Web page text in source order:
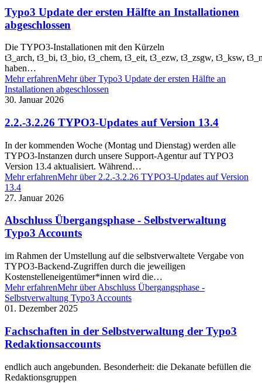
Typo3 Update der ersten Hälfte an Installationen
abgeschlossen
Die TYPO3-Installationen mit den Kürzeln
t3_arch, t3_bi, t3_bio, t3_chem, t3_eit, t3_ezw, t3_zsgw, t3_ksw,
haben…
Mehr erfahrenMehr über Typo3 Update der ersten Hälfte an
Installationen abgeschlossen
30. Januar 2026
2.2.-3.2.26 TYPO3-Updates auf Version 13.4
In der kommenden Woche (Montag und Dienstag) werden alle
TYPO3-Instanzen durch unsere Support-Agentur auf TYPO3
Version 13.4 aktualisiert. Während…
Mehr erfahrenMehr über 2.2.-3.2.26 TYPO3-Updates auf Version
13.4
27. Januar 2026
Abschluss Übergangsphase - Selbstverwaltung
Typo3 Accounts
im Rahmen der Umstellung auf die selbstverwaltete Vergabe von
TYPO3-Backend-Zugriffen durch die jeweiligen
Kostenstelleneigentümer*innen wird die…
Mehr erfahrenMehr über Abschluss Übergangsphase -
Selbstverwaltung Typo3 Accounts
01. Dezember 2025
Fachschaften in der Selbstverwaltung der Typo3
Redaktionsaccounts
endlich auch angebunden. Besonderheit: die Dekanate befüllen die
Redaktionsgruppen